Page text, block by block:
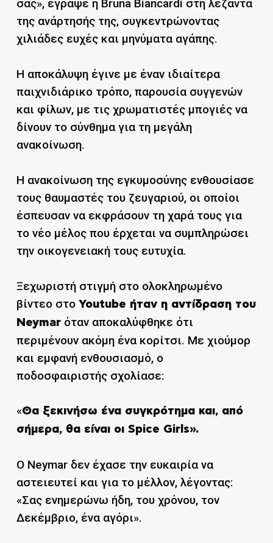
σας», έγραψε η Bruna Biancardi στη λεζάντα
της ανάρτησής της, συγκεντρώνοντας
χιλιάδες ευχές και μηνύματα αγάπης.
Η αποκάλυψη έγινε με έναν ιδιαίτερα
παιχνιδιάρικο τρόπο, παρουσία συγγενών
και φίλων, με τις χρωματιστές μπογιές να
δίνουν το σύνθημα για τη μεγάλη
ανακοίνωση.
Η ανακοίνωση της εγκυμοσύνης ενθουσίασε
τους θαυμαστές του ζευγαριού, οι οποίοι
έσπευσαν να εκφράσουν τη χαρά τους για
το νέο μέλος που έρχεται να συμπληρώσει
την οικογενειακή τους ευτυχία.
Ξεχωριστή στιγμή στο ολοκληρωμένο
βίντεο στο Youtube ήταν η αντίδραση του
Neymarόταν αποκαλύφθηκε ότι
περιμένουν ακόμη ένα κορίτσι. Με χιούμορ
και εμφανή ενθουσιασμό, ο
ποδοσφαιριστής σχολίασε:
«Θα ξεκινήσω ένα συγκρότημα και, από
σήμερα, θα είναι οι Spice Girls».
Ο Neymar δεν έχασε την ευκαιρία να
αστειευτεί και για το μέλλον, λέγοντας:
«Σας ενημερώνω ήδη, του χρόνου, τον
Δεκέμβριο, ένα αγόρι».